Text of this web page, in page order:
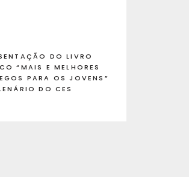
DO LIVRO
“MAIS E MELHORES
PARA OS JOVENS”
DO CES